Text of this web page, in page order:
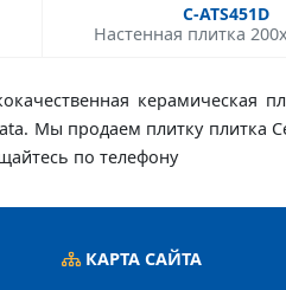
C-ATS451D
Настенная плитка
Мы продаем плитку плитка
по телефону
КАРТА САЙТА